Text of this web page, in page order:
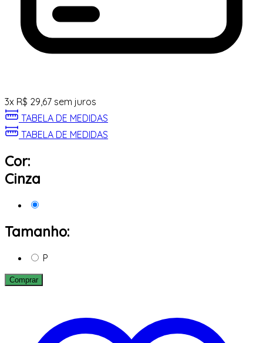
3x R$ 29,67 sem juros
TABELA DE MEDIDAS
TABELA DE MEDIDAS
Cor:
Cinza
Tamanho:
P
Comprar